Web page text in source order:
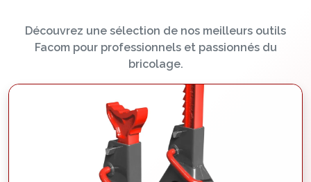
Découvrez une sélection de nos meilleurs outils
Facom pour professionnels et passionnés du
bricolage.